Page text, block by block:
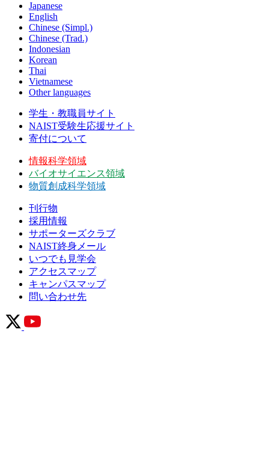
Japanese
English
Chinese (Simpl.)
Chinese (Trad.)
Indonesian
Korean
Thai
Vietnamese
Other languages
学生・教職員サイト
NAIST受験生応援サイト
寄付について
情報科学領域
バイオサイエンス領域
物質創成科学領域
刊行物
採用情報
サポーターズクラブ
NAIST終身メール
いつでも見学会
アクセスマップ
キャンパスマップ
問い合わせ先